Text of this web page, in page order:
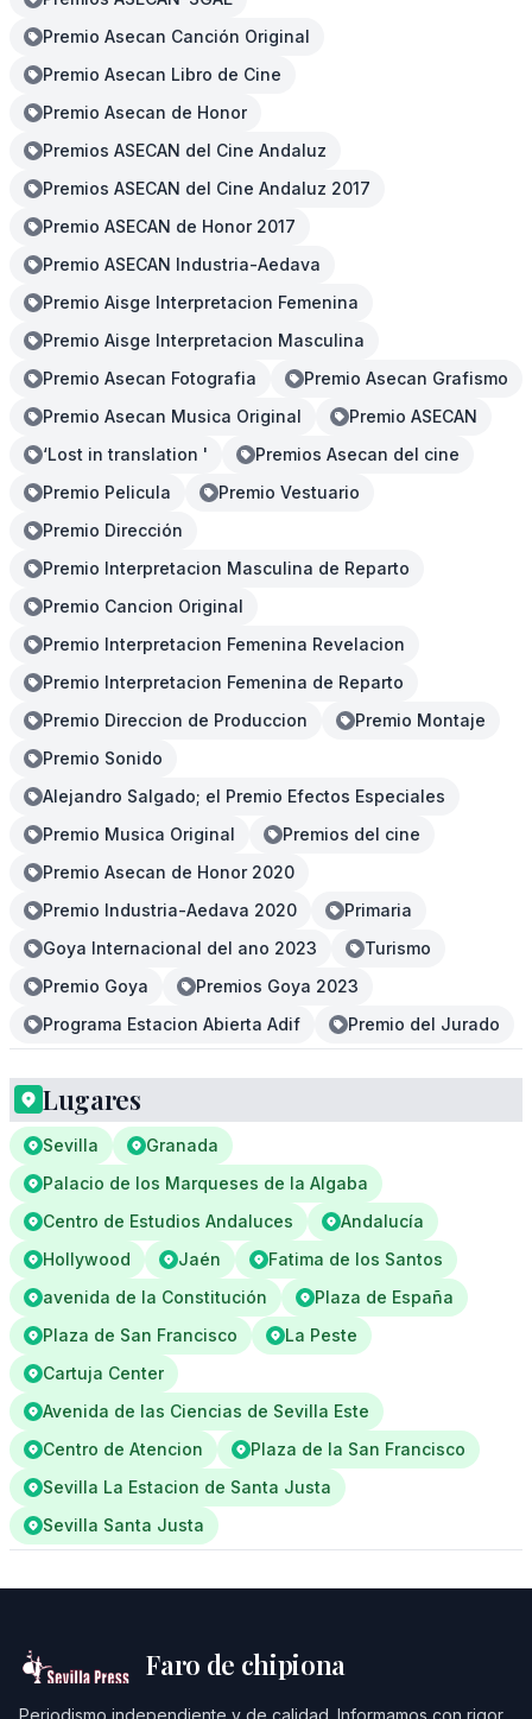
Premio Asecan Canción Original
Premio Asecan Libro de Cine
Premio Asecan de Honor
Premios ASECAN del Cine Andaluz
Premios ASECAN del Cine Andaluz 2017
Premio ASECAN de Honor 2017
Premio ASECAN Industria-Aedava
Premio Aisge Interpretacion Femenina
Premio Aisge Interpretacion Masculina
Premio Asecan Fotografia
Premio Asecan Grafismo
Premio Asecan Musica Original
Premio ASECAN
‘Lost in translation '
Premios Asecan del cine
Premio Pelicula
Premio Vestuario
Premio Dirección
Premio Interpretacion Masculina de Reparto
Premio Cancion Original
Premio Interpretacion Femenina Revelacion
Premio Interpretacion Femenina de Reparto
Premio Direccion de Produccion
Premio Montaje
Premio Sonido
Alejandro Salgado; el Premio Efectos Especiales
Premio Musica Original
Premios del cine
Premio Asecan de Honor 2020
Premio Industria-Aedava 2020
Primaria
Goya Internacional del ano 2023
Turismo
Premio Goya
Premios Goya 2023
Programa Estacion Abierta Adif
Premio del Jurado
Lugares
Sevilla
Granada
Palacio de los Marqueses de la Algaba
Centro de Estudios Andaluces
Andalucía
Hollywood
Jaén
Fatima de los Santos
avenida de la Constitución
Plaza de España
Plaza de San Francisco
La Peste
Cartuja Center
Avenida de las Ciencias de Sevilla Este
Centro de Atencion
Plaza de la San Francisco
Sevilla La Estacion de Santa Justa
Sevilla Santa Justa
Faro de chipiona
Periodismo independiente y de calidad. Informamos con rigor